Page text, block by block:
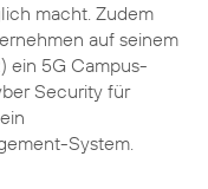
macht. Zudem
auf seinem
ein 5G Campus-
Security für
System.